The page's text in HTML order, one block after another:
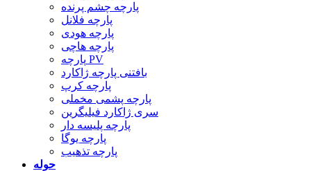
پارچه چشم پرنده
پارچه فلانل
پارچه هودی
پارچه هاچی
پارچه PV
بافتنی پارچه ژاکارد
پارچه کرپ
پارچه پشمی مخملی
سری ژاکارد فیلیگرین
پارچه پلیسه دار
پارچه یوگا
پارچه تذهیب
حوله